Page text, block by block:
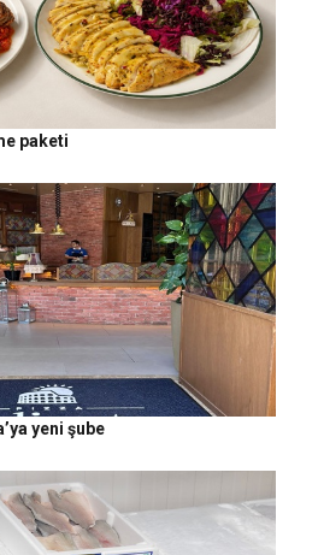
paketi
yeni şube